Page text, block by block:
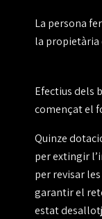
La persona
la propietària
Efectius dels
començat el
Quinze
per extingir
perrevisar
garantir el
estat